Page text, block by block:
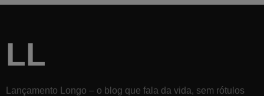
LL
Lançamento Longo – o blog que fala da vida, sem rótulos